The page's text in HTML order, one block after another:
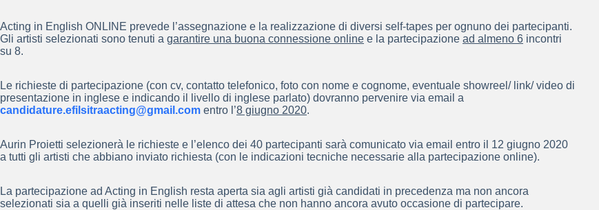
Acting in English ONLINE prevede l’assegnazione e la realizzazione di diversi self-tapes per ognuno dei partecipanti.
Gli artisti selezionati sono tenuti a garantire una buona connessione online e la partecipazione ad almeno 6 incontri
su 8.
Le richieste di partecipazione (con cv, contatto telefonico, foto con nome e cognome, eventuale showreel/ link/ video di
presentazione in inglese e indicando il livello di inglese parlato) dovranno pervenire via email a
candidature.efilsitraacting@gmail.com entro l’8 giugno 2020.
Aurin Proietti selezionerà le richieste e l’elenco dei 40 partecipanti sarà comunicato via email entro il 12 giugno 2020
a tutti gli artisti che abbiano inviato richiesta (con le indicazioni tecniche necessarie alla partecipazione online).
La partecipazione ad Acting in English resta aperta sia agli artisti già candidati in precedenza ma non ancora
selezionati sia a quelli già inseriti nelle liste di attesa che non hanno ancora avuto occasione di partecipare.